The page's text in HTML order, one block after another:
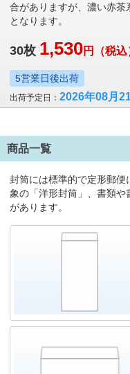
合がありますが、濃い赤
となります。
30枚 1,530円 （税
5営業日後出荷
出荷予定日： 2026年08月
商品一覧
封筒には標準的で定形郵便
象の「洋形封筒」、書類や
があります。